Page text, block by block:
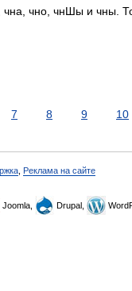
чно, чнШы и чны.
7 8 9 10
Реклама на сайте
Joomla, Drupal,